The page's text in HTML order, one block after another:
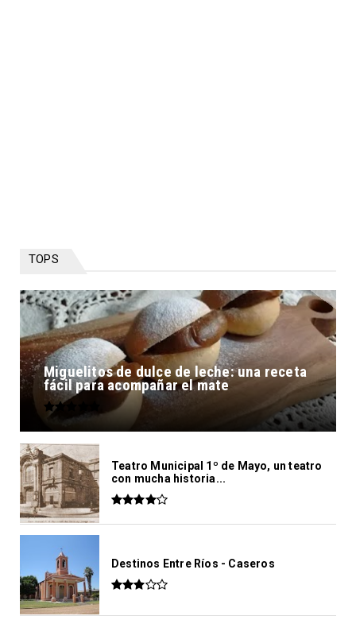
TOPS
Miguelitos de dulce de leche: una receta
fácil para acompañar el mate
Teatro Municipal 1º de Mayo, un teatro
con mucha historia...
Destinos Entre Ríos - Caseros